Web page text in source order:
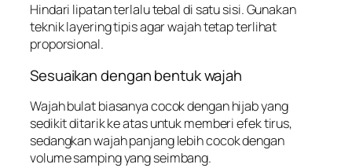
Hindari lipatan terlalu tebal di satu sisi. Gunakan
teknik layering tipis agar wajah tetap terlihat
proporsional.
Sesuaikan dengan bentuk wajah
Wajah bulat biasanya cocok dengan hijab yang
sedikit ditarik ke atas untuk memberi efek tirus,
sedangkan wajah panjang lebih cocok dengan
volume samping yang seimbang.